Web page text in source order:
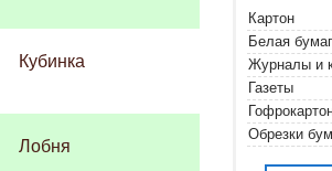
Кубинка
Лобня
Картон
Белая
Журналы и
Газеты
Обрезки